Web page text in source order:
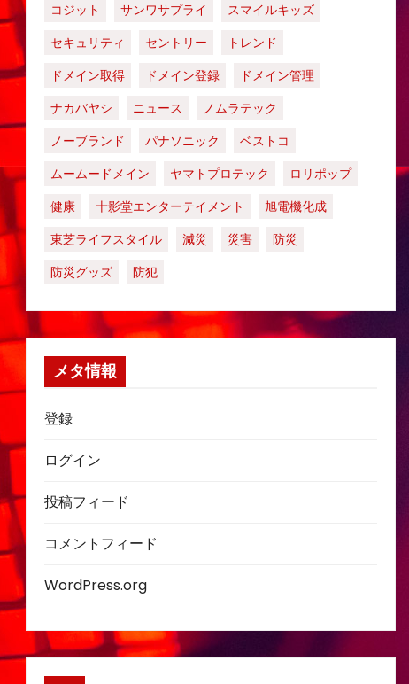
コジット
サンワサプライ
スマイルキッズ
セキュリティ
セントリー
トレンド
ドメイン取得
ドメイン登録
ドメイン管理
ナカバヤシ
ニュース
ノムラテック
ノーブランド
パナソニック
ベストコ
ムームードメイン
ヤマトプロテック
ロリポップ
健康
十影堂エンターテイメント
旭電機化成
東芝ライフスタイル
減災 災害
防災
防災グッズ
防犯
メタ情報
登録
ログイン
投稿フィード
コメントフィード
WordPress.org